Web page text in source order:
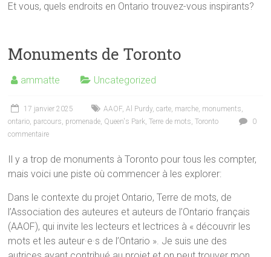
Et vous, quels endroits en Ontario trouvez-vous inspirants?
Monuments de Toronto
ammatte Uncategorized
17 janvier 2025 AAOF,Al Purdy,carte, marche, monuments,
ontario, parcours, promenade, Queen's Park,Terre de mots,Toronto
0
commentaire
Il y a trop de monuments à Toronto pour tous les compter,
mais voici une piste où commencer à les explorer:
Dans le contexte du projet Ontario, Terre de mots, de
l’Association des auteures et auteurs de l’Ontario français
(AAOF), qui invite les lecteurs et lectrices à « découvrir les
mots et les auteur·e·s de l’Ontario ». Je suis une des